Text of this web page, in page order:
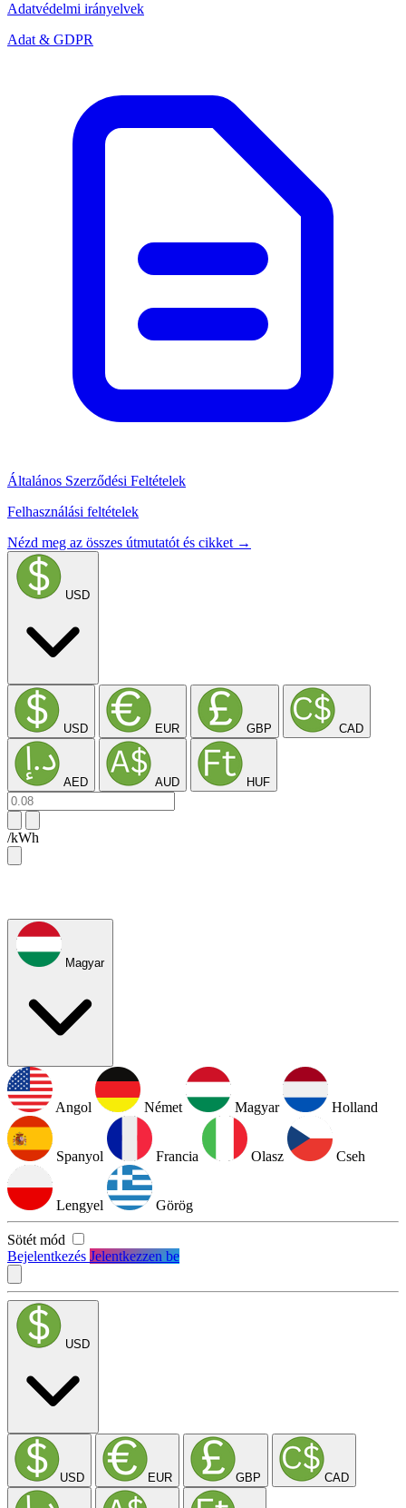
Adatvédelmi irányelvek
Adat & GDPR
Általános Szerződési Feltételek
Felhasználási feltételek
Nézd meg az összes útmutatót és cikket →
USD
USD EUR GBP CAD
AED AUD HUF
/kWh
Magyar
Angol Német Magyar Holland
Spanyol Francia Olasz Cseh
Lengyel Görög
Sötét mód
Bejelentkezés Jelentkezzen be
USD
USD EUR GBP CAD